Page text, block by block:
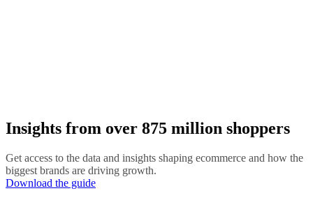
Insights from over 875 million shoppers
Get access to the data and insights shaping ecommerce and how the
biggest brands are driving growth.
Download the guide